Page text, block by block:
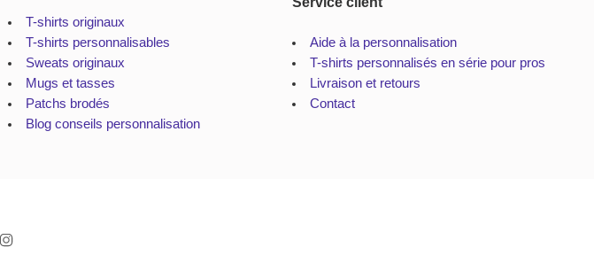
T-shirts originaux
T-shirts personnalisables
Sweats originaux
Mugs et tasses
Patchs brodés
Blog conseils personnalisation
Aide à la personnalisation
T-shirts personnalisés en série pour pros
Livraison et retours
Contact